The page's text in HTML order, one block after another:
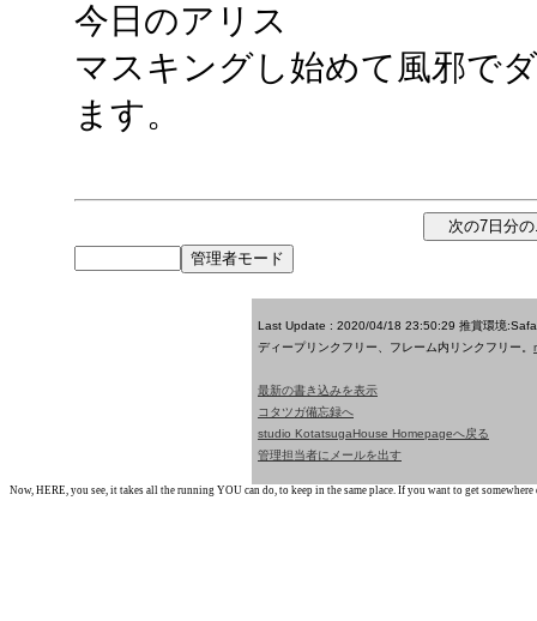
今日のアリス
マスキングし始めて風邪で
ます。
Last Update : 2020/04/18 23:50:29 推賞環境
ディープリンクフリー、フレーム内リンクフリー。
最新の書き込みを表示
コタツガ備忘録へ
studio KotatsugaHouse Homepageへ戻る
管理担当者にメールを出す
Now, HERE, you see, it takes all the running YOU can do, to keep in the same place. If you want to get